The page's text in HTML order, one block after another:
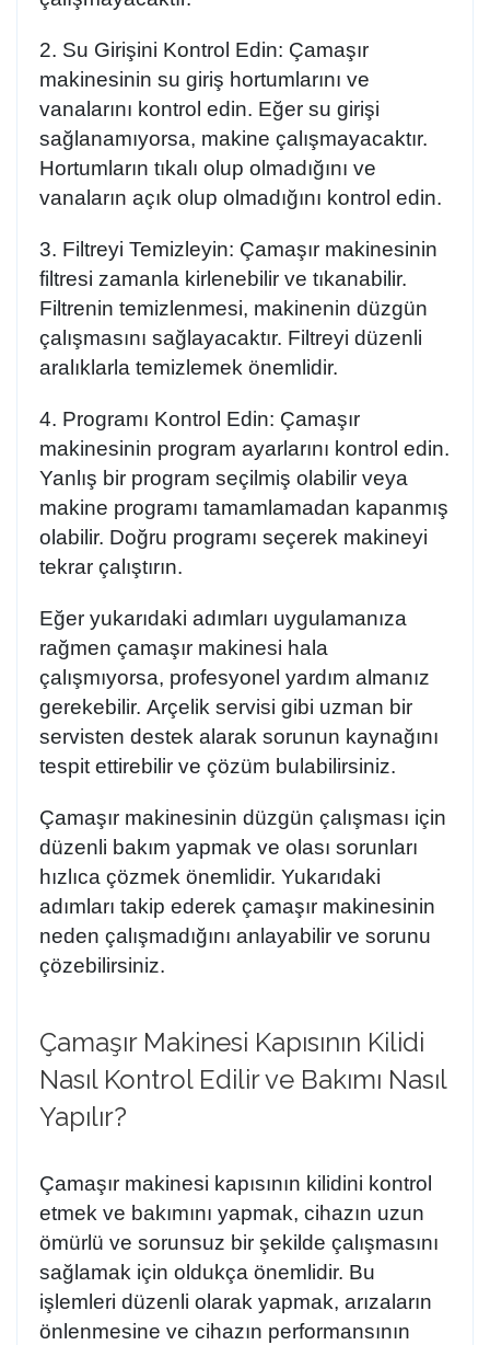
2. Su Girişini Kontrol Edin: Çamaşır
makinesinin su giriş hortumlarını ve
vanalarını kontrol edin. Eğer su girişi
sağlanamıyorsa, makine çalışmayacaktır.
Hortumların tıkalı olup olmadığını ve
vanaların açık olup olmadığını kontrol edin.
3. Filtreyi Temizleyin: Çamaşır makinesinin
filtresi zamanla kirlenebilir ve tıkanabilir.
Filtrenin temizlenmesi, makinenin düzgün
çalışmasını sağlayacaktır. Filtreyi düzenli
aralıklarla temizlemek önemlidir.
4. Programı Kontrol Edin: Çamaşır
makinesinin program ayarlarını kontrol edin.
Yanlış bir program seçilmiş olabilir veya
makine programı tamamlamadan kapanmış
olabilir. Doğru programı seçerek makineyi
tekrar çalıştırın.
Eğer yukarıdaki adımları uygulamanıza
rağmen çamaşır makinesi hala
çalışmıyorsa, profesyonel yardım almanız
gerekebilir. Arçelik servisi gibi uzman bir
servisten destek alarak sorunun kaynağını
tespit ettirebilir ve çözüm bulabilirsiniz.
Çamaşır makinesinin düzgün çalışması için
düzenli bakım yapmak ve olası sorunları
hızlıca çözmek önemlidir. Yukarıdaki
adımları takip ederek çamaşır makinesinin
neden çalışmadığını anlayabilir ve sorunu
çözebilirsiniz.
Çamaşır Makinesi Kapısının Kilidi
Nasıl Kontrol Edilir ve Bakımı Nasıl
Yapılır?
Çamaşır makinesi kapısının kilidini kontrol
etmek ve bakımını yapmak, cihazın uzun
ömürlü ve sorunsuz bir şekilde çalışmasını
sağlamak için oldukça önemlidir. Bu
işlemleri düzenli olarak yapmak, arızaların
önlenmesine ve cihazın performansının